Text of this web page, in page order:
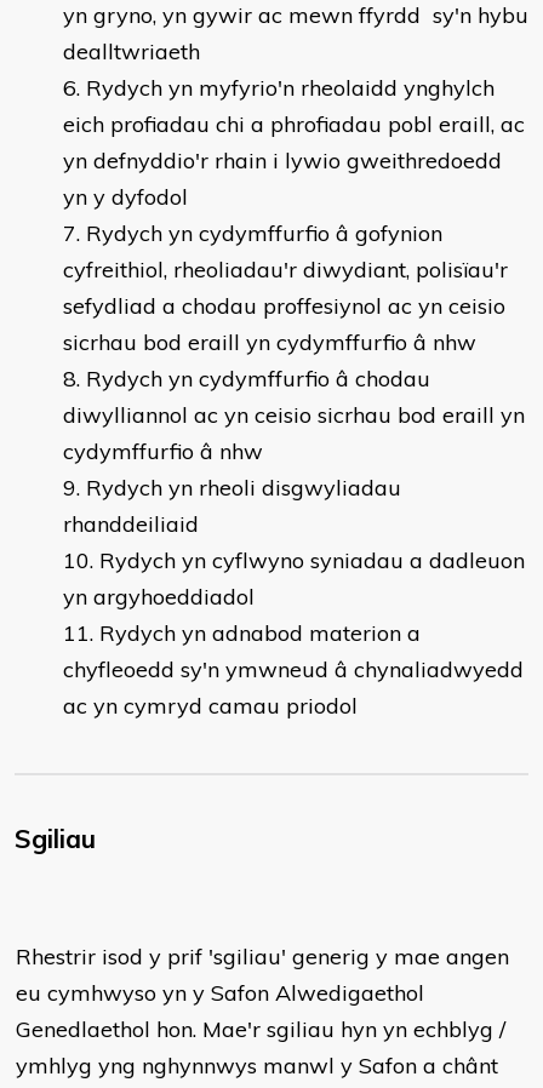
yn gryno, yn gywir ac mewn ffyrdd sy'n hybu
dealltwriaeth
Rydych yn myfyrio'n rheolaidd ynghylch
eich profiadau chi a phrofiadau pobl eraill, ac
yn defnyddio'r rhain i lywio gweithredoedd
yn y dyfodol
Rydych yn cydymffurfio â gofynion
cyfreithiol, rheoliadau'r diwydiant, polisïau'r
sefydliad a chodau proffesiynol ac yn ceisio
sicrhau bod eraill yn cydymffurfio â nhw
Rydych yn cydymffurfio â chodau
diwylliannol ac yn ceisio sicrhau bod eraill yn
cydymffurfio â nhw
Rydych yn rheoli disgwyliadau
rhanddeiliaid
Rydych yn cyflwyno syniadau a dadleuon
yn argyhoeddiadol
Rydych yn adnabod materion a
chyfleoedd sy'n ymwneud â chynaliadwyedd
ac yn cymryd camau priodol
Sgiliau
Rhestrir isod y prif 'sgiliau' generig y mae angen
eu cymhwyso yn y Safon Alwedigaethol
Genedlaethol hon. Mae'r sgiliau hyn yn echblyg /
ymhlyg yng nghynnwys manwl y Safon a chânt